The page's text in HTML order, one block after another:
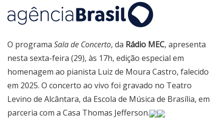
O programa Sala de Concerto, da Rádio MEC, apresenta
nesta sexta-feira (29), às 17h, edição especial em
homenagem ao pianista Luiz de Moura Castro, falecido
em 2025. O concerto ao vivo foi gravado no Teatro
Levino de Alcântara, da Escola de Música de Brasília, em
parceria com a Casa Thomas Jefferson.